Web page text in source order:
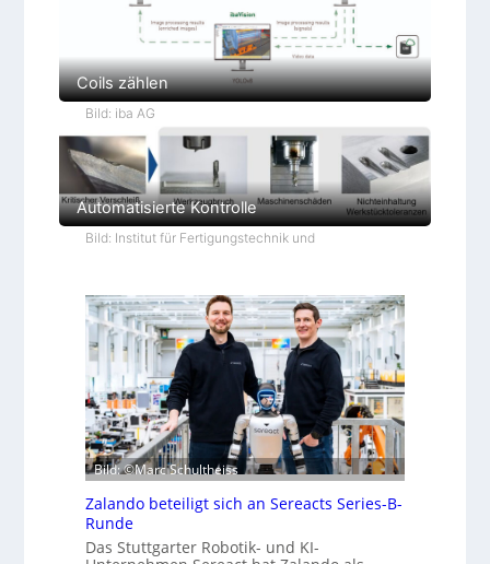
Coils zählen
Bild: iba AG
Automatisierte Kontrolle
Bild: Institut für Fertigungstechnik und
Bild: ©Marc Schultheiss
Zalando beteiligt sich an Sereacts Series-B-
Runde
Das Stuttgarter Robotik- und KI-